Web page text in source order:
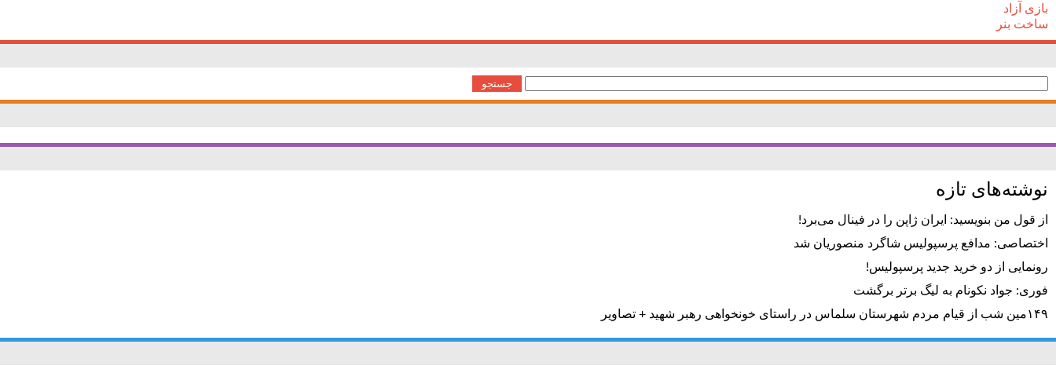
بازی آزاد
ساخت بنر
برای:
نوشته‌های تازه
از قول من بنویسید: ایران ژاپن را در فینال می‌برد!
اختصاصی: مدافع پرسپولیس شاگرد منصوریان شد
رونمایی از دو خرید جدید پرسپولیس!
فوری: جواد نکونام به لیگ برتر برگشت
۱۴۹مین شب از قیام مردم شهرستان سلماس در راستای خونخواهی رهبر شهید + تصاویر